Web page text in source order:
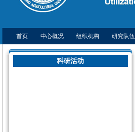
首页 中心概况 组织机构 研究队伍
科研活动